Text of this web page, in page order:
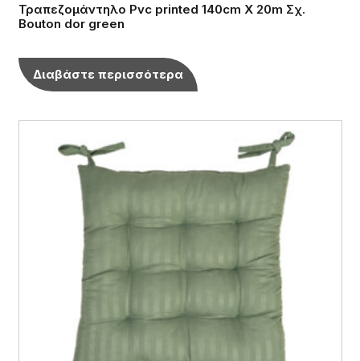
Τραπεζομάντηλο Pvc printed 140cm X 20m Σχ.
Bouton dor green
Διαβάστε περισσότερα